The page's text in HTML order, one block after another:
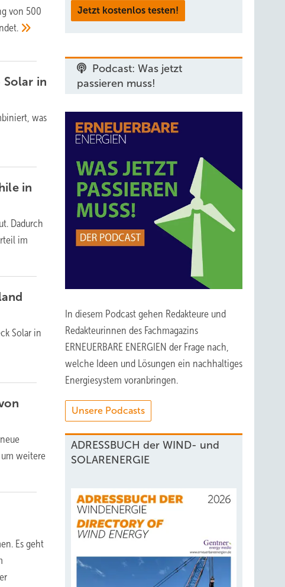
von 500
in
was
in
Dadurch
im
Solar in
weitere
Es geht
Jetzt kostenlos testen!
Podcast: Was jetzt
passieren muss!
In diesem Podcast gehen Redakteure und
Redakteurinnen des Fachmagazins
ERNEUERBARE ENERGIEN der Frage nach,
welche Ideen und Lösungen ein nachhaltiges
Energiesystem voranbringen.
Unsere Podcasts
ADRESSBUCH der WIND- und
SOLARENERGIE